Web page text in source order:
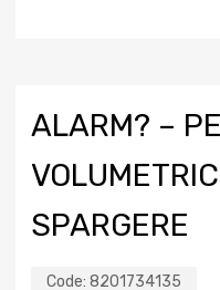
ALARM? –
SPARGERE
Code: 8201734135